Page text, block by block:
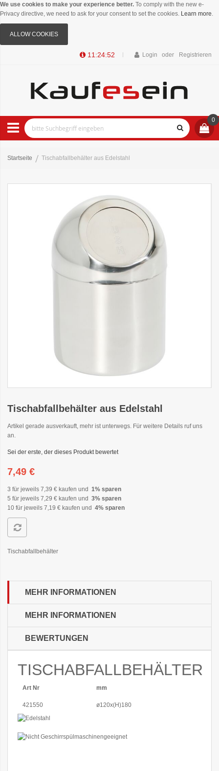
We use cookies to make your experience better. To comply with the new e-
Privacy directive, we need to ask for your consent to set the cookies. Learn more.
ALLOW COOKIES
Login Registrieren
11:24:52
0
Startseite Tischabfallbehälter aus Edelstahl
Tischabfallbehälter aus Edelstahl
Artikel gerade ausverkauft, mehr ist unterwegs. Für weitere Details ruf uns
an.
Sei der erste, der dieses Produkt bewertet
7,49 €
3 für jeweils 7,39 € kaufen und 1% sparen
5 für jeweils 7,29 € kaufen und 3% sparen
10 für jeweils 7,19 € kaufen und 4% sparen
Tischabfallbehälter
MEHR INFORMATIONEN
MEHR INFORMATIONEN
BEWERTUNGEN
TISCHABFALLBEHÄLTER
Art Nr mm
421550 ø120x(H)180